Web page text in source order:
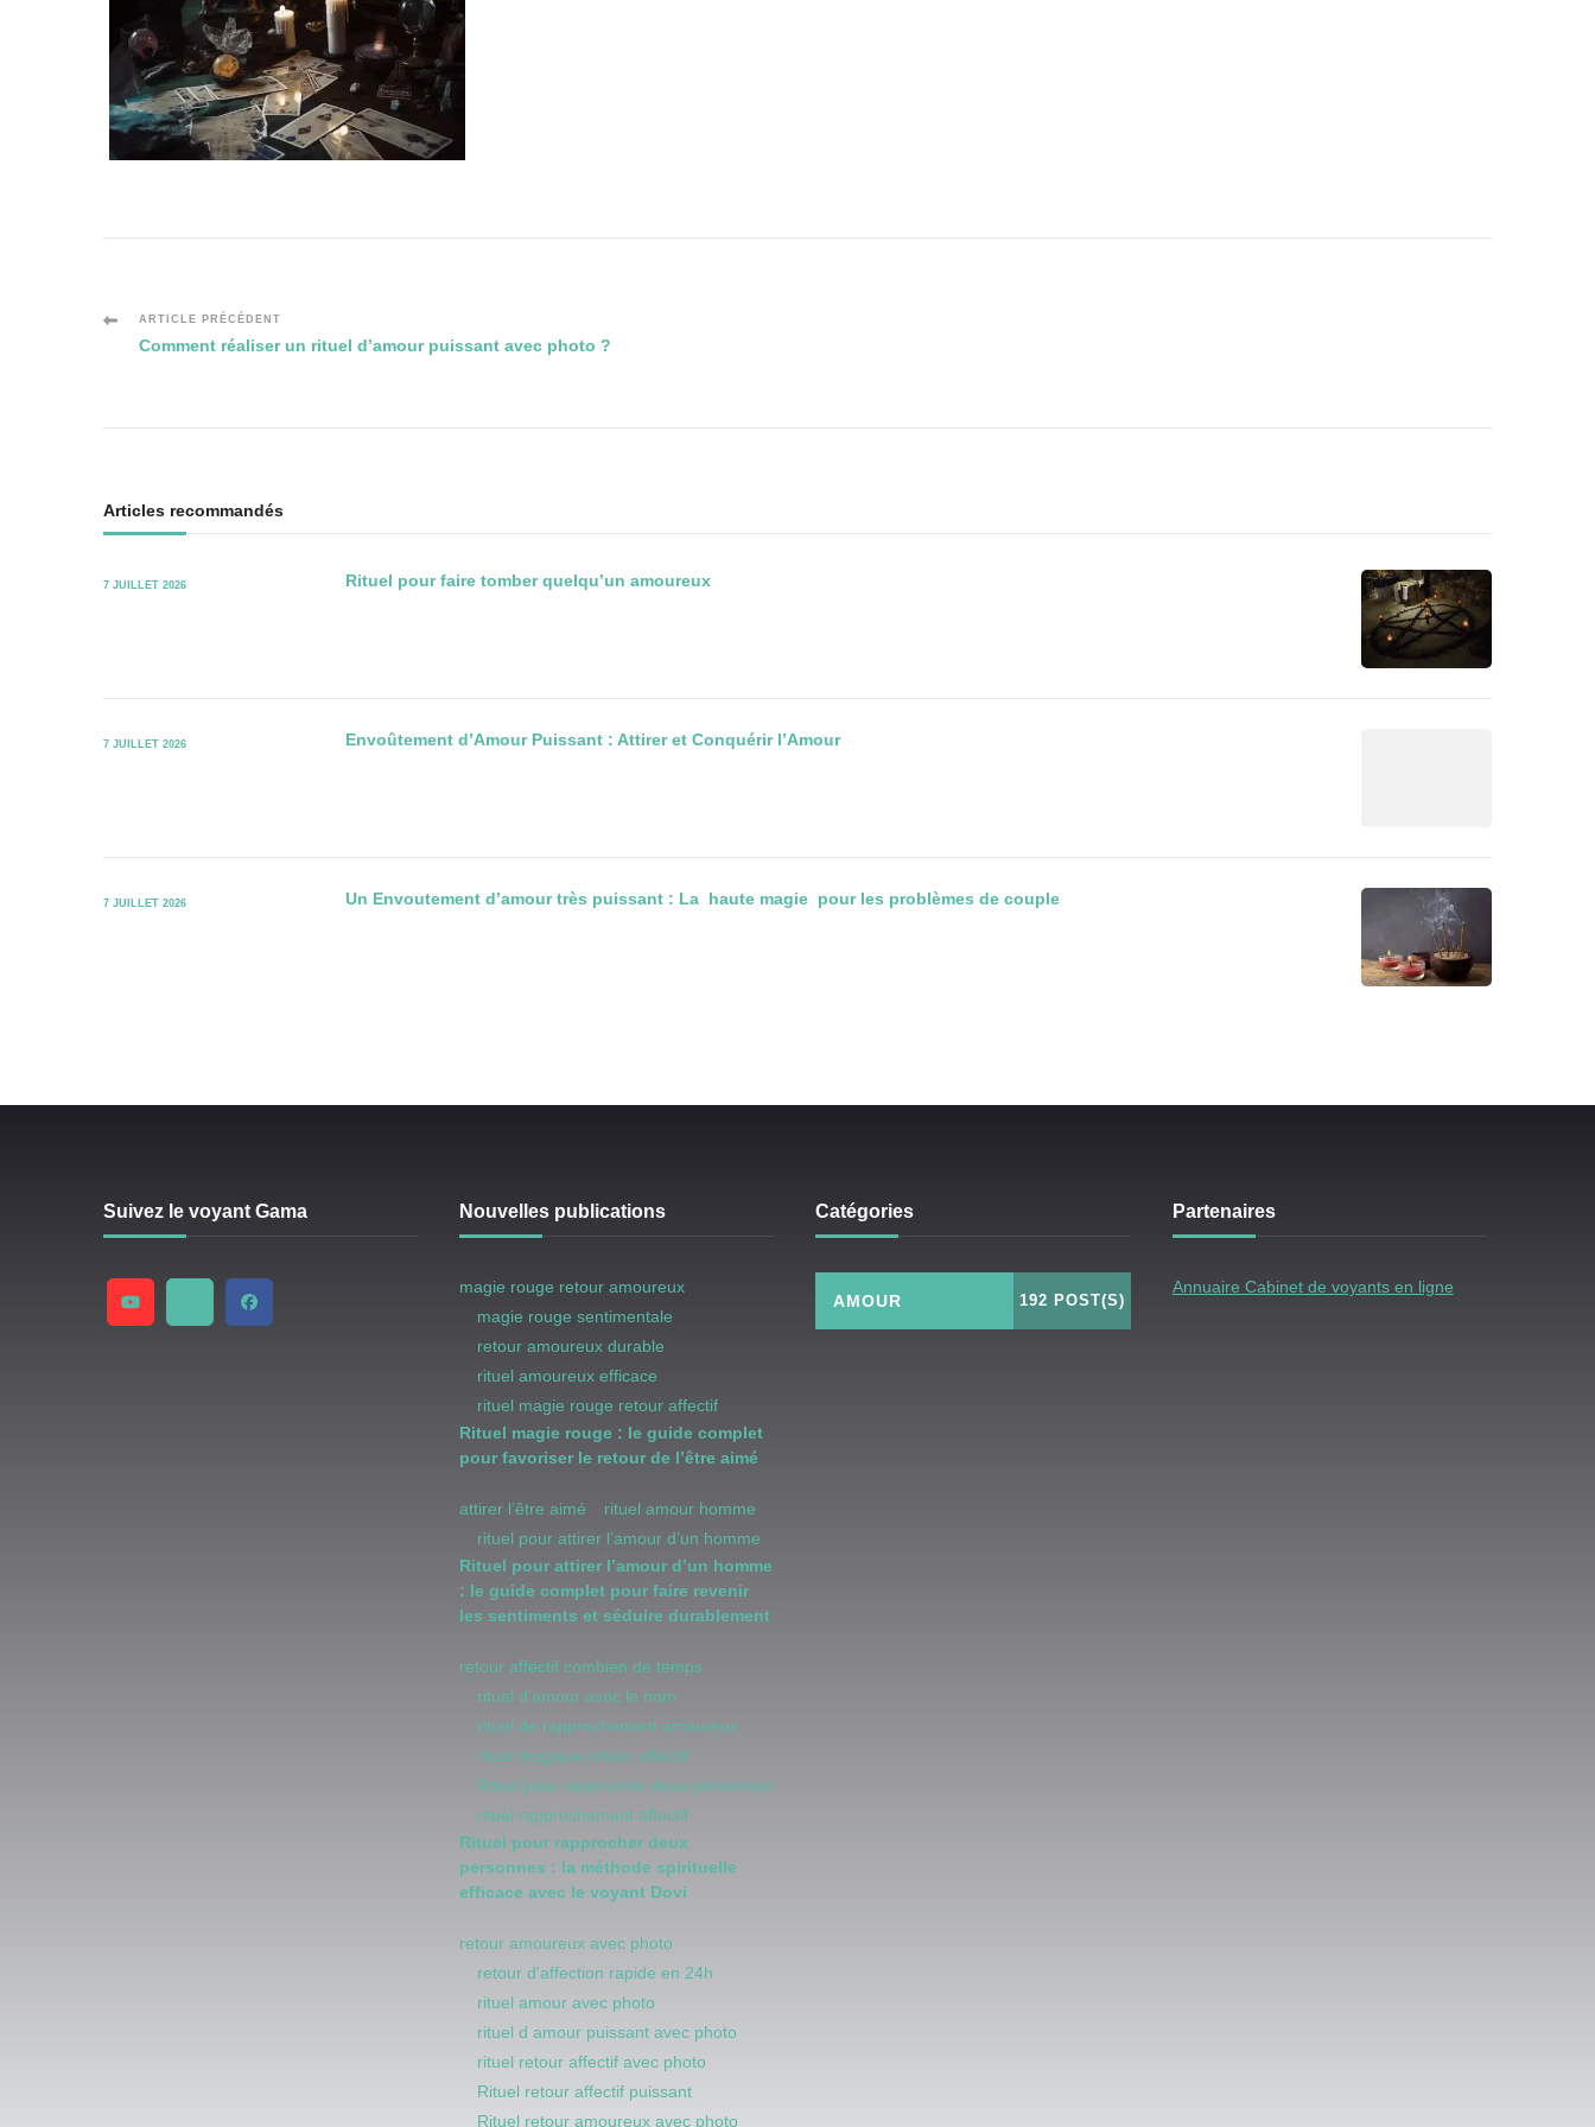
Navigation
articles
ARTICLE PRÉCÉDENT
Comment réaliser un rituel d’amour puissant avec photo ?
Articles recommandés
7 JUILLET 2026 Rituel pour faire tomber quelqu’un amoureux
7 JUILLET 2026 Envoûtement d’Amour Puissant : Attirer et Conquérir l’Amour
7 JUILLET 2026 Un Envoutement d’amour très puissant : La haute magie pour les problèmes de couple
Suivez le voyant Gama Nouvelles publications
magie rouge retour amoureux
magie rouge sentimentale
retour amoureux durable
rituel amoureux efficace
rituel magie rouge retour affectif
Rituel magie rouge : le guide complet
pour favoriser le retour de l’être aimé
attirer l’être aimé
rituel amour homme
rituel pour attirer l’amour d’un homme
Rituel pour attirer l’amour d’un homme
: le guide complet pour faire revenir
les sentiments et séduire durablement
retour affectif combien de temps
rituel d'amour avec le nom
rituel de rapprochement amoureux
rituel magique retour affectif
Rituel pour rapprocher deux personnes
rituel rapprochement affectif
Rituel pour rapprocher deux
personnes : la méthode spirituelle
efficace avec le voyant Dovi
retour amoureux avec photo
retour d'affection rapide en 24h
rituel amour avec photo
rituel d amour puissant avec photo
rituel retour affectif avec photo
Rituel retour affectif puissant
Rituel retour amoureux avec photo
Catégories
AMOUR 192 POST(S)
Partenaires
Annuaire Cabinet de voyants en ligne